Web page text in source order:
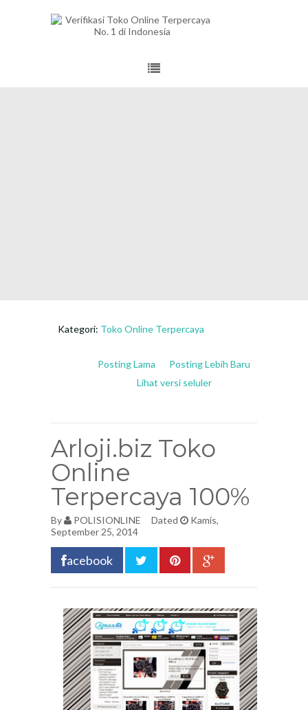
Kategori: Toko Online Terpercaya
Posting Lebih Baru
Posting Lama
Lihat versi seluler
Arloji.biz Toko
Online
Terpercaya 100%
By POLISIONLINE Dated
Kamis,
September 25, 2014
acebook